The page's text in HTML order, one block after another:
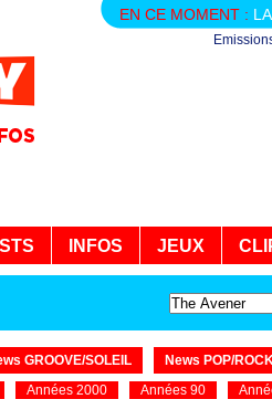
EN CE MOMENT :
INFOS JEUX
GROOVE/SOLEIL
News POP/
Années 2000 Années 90